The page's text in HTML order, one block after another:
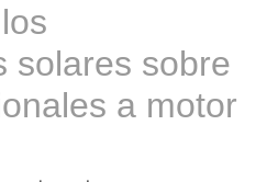
solares sobre
a motor